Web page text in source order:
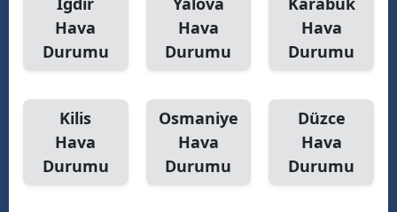
Hava
Durumu
Hava
Durumu
Hava
Durumu
Kilis
Hava
Durumu
Osmaniye
Hava
Durumu
Düzce
Hava
Durumu